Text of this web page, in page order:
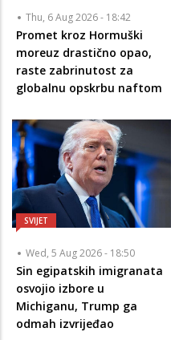
Thu, 6 Aug 2026 - 18:42
Promet kroz Hormuški
moreuz drastično opao,
raste zabrinutost za
globalnu opskrbu naftom
SVIJET
Wed, 5 Aug 2026 - 18:50
Sin egipatskih imigranata
osvojio izbore u
Michiganu, Trump ga
odmah izvrijeđao